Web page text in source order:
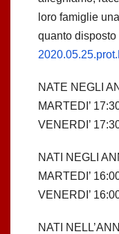
loro famiglie
quanto disposto
NATE NEGLI
MARTEDI’
VENERDI’
NATI NEGLI
MARTEDI’
VENERDI’
NATI